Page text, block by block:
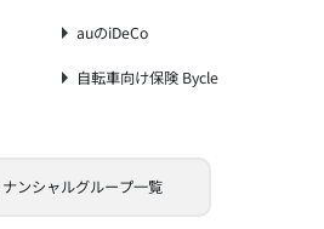
auのiDeCo
自転車向け保険 Bycle
ンシャルグループ一覧